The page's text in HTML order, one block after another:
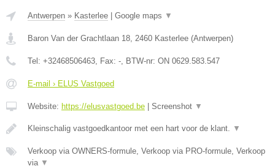
Antwerpen » Kasterlee Google maps ▼
Baron Van der Grachtlaan 18, 2460 Kasterlee (Antwerpen)
Tel: +32468506463, Fax: -, BTW-nr: ON 0629.583.547
E-mail › ELUS Vastgoed
Website: https://elusvastgoed.be Screenshot ▼
Kleinschalig vastgoedkantoor met een hart voor de klant. ▼
Verkoop via OWNERS-formule, Verkoop via PRO-formule, Verkoop
via ▼